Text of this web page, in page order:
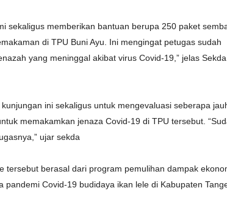
sekaligus memberikan bantuan berupa 250 paket
di TPU Buni Ayu. Ini mengingat petugas sudah
yang meninggal akibat virus Covid-19,” jelas Sekda
ini sekaligus untuk mengevaluasi seberapa
memakamkan jenaza Covid-19 di TPU tersebut.
ujar sekda
tersebut berasal dari program pemulihan dampak
Covid-19 budidaya ikan lele di Kabupaten